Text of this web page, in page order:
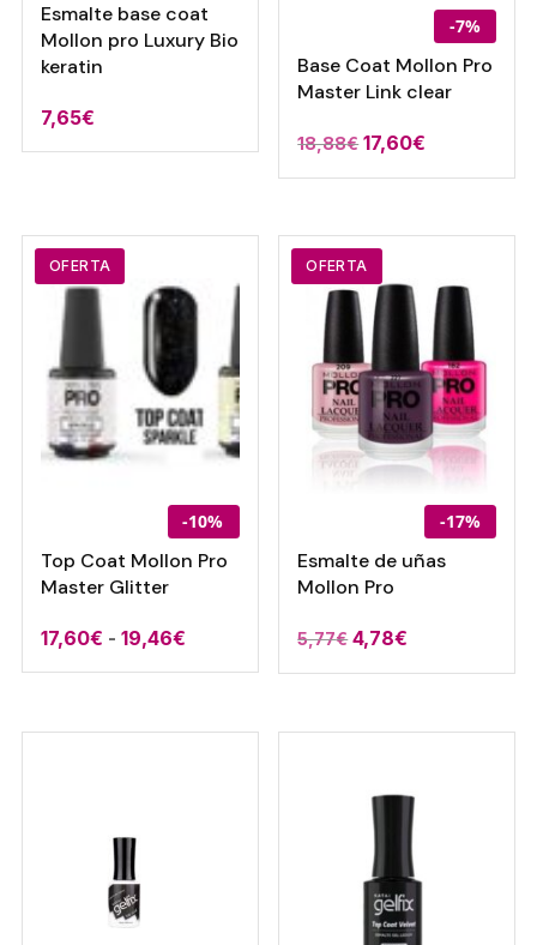
Esmalte base coat
Mollon pro Luxury Bio
keratin
7,65€
-7%
Base Coat Mollon Pro
Master Link clear
18,88€ El
precio
era:
18,88€.
17,60€
precio
es:
OFERTA
-10%
Top Coat Mollon Pro
Master Glitter
17,60€ - 19,46€Rango
de
desde
OFERTA
-17%
Esmalte de uñas
Mollon Pro
5,77€ El
precio
era:
4,78€
precio
es: